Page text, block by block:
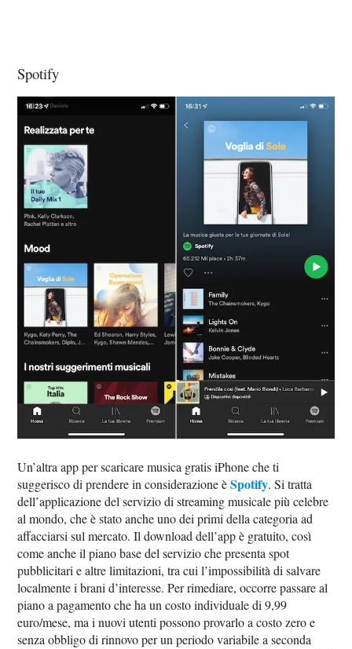
Spotify
Un’altra app per scaricare musica gratis iPhone che ti
suggerisco di prendere in considerazione èSpotify. Si tratta
dell’applicazione del servizio di streaming musicale più celebre
al mondo, che è stato anche uno dei primi della categoria ad
affacciarsi sul mercato. Il download dell’app è gratuito, così
come anche il piano base del servizio che presenta spot
pubblicitari e altre limitazioni, tra cui l’impossibilità di salvare
localmente i brani d’interesse. Per rimediare, occorre passare al
piano a pagamento che ha un costo individuale di 9,99
euro/mese, ma i nuovi utenti possono provarlo a costo zero e
senza obbligo di rinnovo per un periodo variabile a seconda